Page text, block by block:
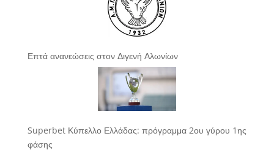
Επτά ανανεώσεις στον Διγενή Αλωνίων
Superbet Κύπελλο Ελλάδας: πρόγραμμα 2ου γύρου 1ης
φάσης